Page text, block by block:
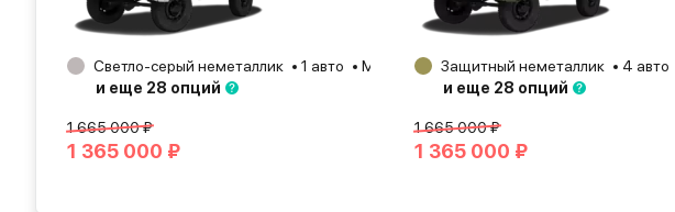
Светло-серый неметаллик 1 авто Москва
2026
и еще 28 опций
1 665 000 ₽
1 365 000 ₽
Защитный неметаллик 4 авто
и еще 28 опций
1 665 000 ₽
1 365 000 ₽